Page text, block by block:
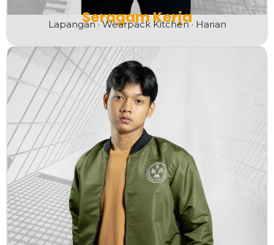
Seragam Kerja
Lapangan · Wearpack Kitchen · Harian